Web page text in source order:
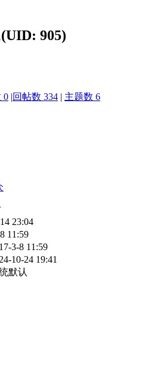
(UID: 905)
0 |回帖数 334 | 主题数 6
23:04
11:59
3-8 11:59
10-24 19:41
默认